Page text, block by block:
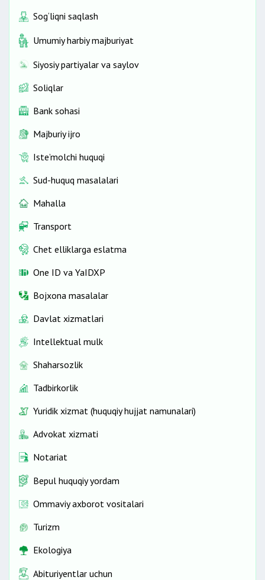
Sog‘liqni saqlash
Umumiy harbiy majburiyat
Siyosiy partiyalar va saylov
Soliqlar
Bank sohasi
Majburiy ijro
Iste’molchi huquqi
Sud-huquq masalalari
Mahalla
Transport
Chet elliklarga eslatma
One ID vа YaIDXP
Bojxona masalalar
Davlat xizmatlari
Intellektual mulk
Shaharsozlik
Tadbirkorlik
Yuridik xizmat (huquqiy hujjat namunalari)
Advokat xizmati
Notariat
Bepul huquqiy yordam
Ommaviy axborot vositalari
Turizm
Ekologiya
Abituriyentlar uchun